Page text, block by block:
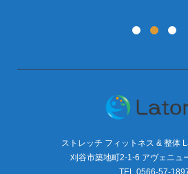
ストレッチ フィットネス & 整体
刈谷市築地町2-1-6 アヴェニュ
TEL.0566-57-